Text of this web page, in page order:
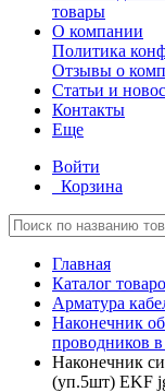
товары
О компании
Политика
Отзывы о
Статьи и
Контакты
Еще
Войти
Корзина
Главная
Каталог
Арматура
Наконечник
проводников
Наконечник
(уп.5шт) EKF